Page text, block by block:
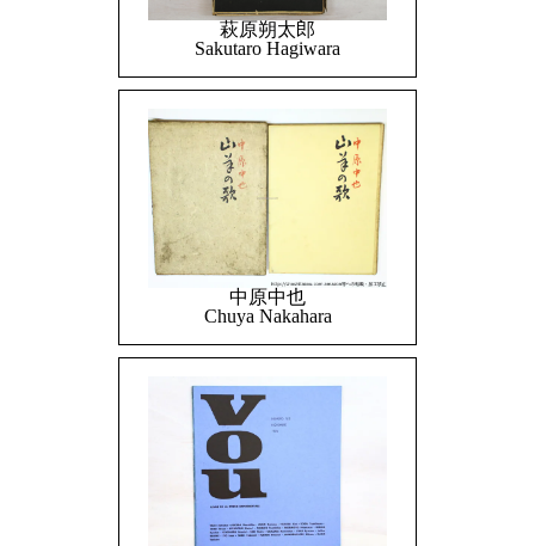
萩原朔太郎
Sakutaro Hagiwara
中原中也
Chuya Nakahara